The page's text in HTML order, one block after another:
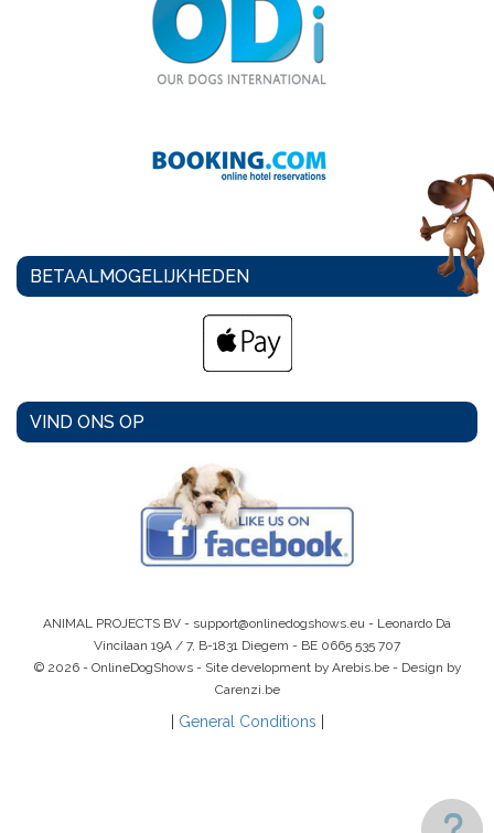
BETAALMOGELIJKHEDEN
VIND ONS OP
ANIMAL PROJECTS BV - support@onlinedogshows.eu - Leonardo Da
Vincilaan 19A / 7, B-1831 Diegem - BE 0665 535 707
© 2026 - OnlineDogShows - Site development by Arebis.be - Design by
Carenzi.be
General Conditions